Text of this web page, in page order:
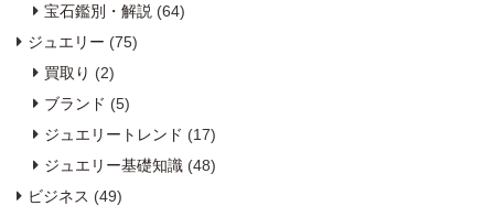
宝石鑑別・解説 (64)
ジュエリー (75)
買取り (2)
ブランド (5)
ジュエリートレンド (17)
ジュエリー基礎知識 (48)
ビジネス (49)